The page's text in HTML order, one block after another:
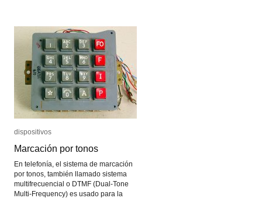
dispositivos
Marcación por tonos
En telefonía, el sistema de marcación
por tonos, también llamado sistema
multifrecuencial o DTMF (Dual-Tone
Multi-Frequency) es usado para la
dispositivos
Marcación por tonos